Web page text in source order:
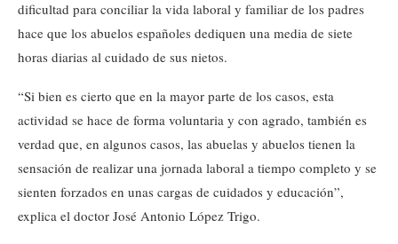
dificultad para conciliar la vida laboral y familiar de los padres
hace que los abuelos españoles dediquen una media de siete
horas diarias al cuidado de sus nietos.
“Si bien es cierto que en la mayor parte de los casos, esta
actividad se hace de forma voluntaria y con agrado, también es
verdad que, en algunos casos, las abuelas y abuelos tienen la
sensación de realizar una jornada laboral a tiempo completo y se
sienten forzados en unas cargas de cuidados y educación”,
explica el doctor José Antonio López Trigo.